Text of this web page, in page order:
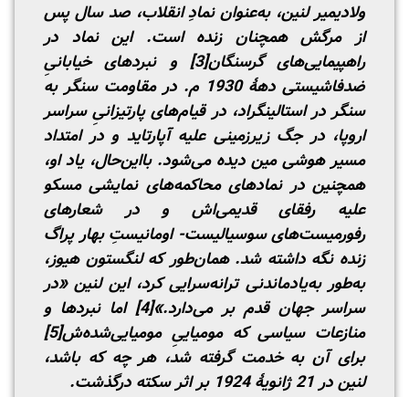
ولادیمیر لنین، به‌عنوان نمادِ انقلاب، صد سال پس
از مرگش همچنان زنده است. این نماد در
راهپیمایی‌های گرسنگان[3]
و نبردهای خیابانیِ
ضدفاشیستی دهۀ 1930 م. در مقاومت سنگر به
سنگر در استالینگراد، در قیام‌های پارتیزانیِ سراسر
اروپا، در جگ زیرزمینی علیه آپارتاید و در امتداد
مسیر هوشی مین دیده می‌شود. با‌این‌حال، یاد او،
همچنین در نمادهای محاکمه‌های نمایشی مسکو
علیه رفقای قدیمی‌اش و در شعارهای
رفورمیست‌های سوسیالیست- اومانیستِ بهار پراگ
زنده نگه داشته شد. همان‌طور که لنگستون هیوز،
به‌طور به‌یادماندنی ترانه‌سرایی کرد، این لنین «در
سراسر جهان قدم بر می‌دارد.»[4]
اما نبردها و
منازعات سیاسی که مومیاییِ مومیایی‌شده‌ش[5]
برای آن به خدمت گرفته شد، هر چه که باشد،
لنین در 21 ژانویۀ 1924 بر اثر سکته درگذشت.